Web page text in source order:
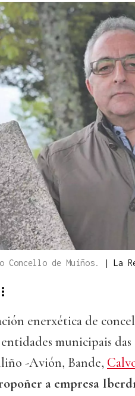
Concello de Muíños. | La
enerxética de
municipais das
-Avión, Bande,
a empresa